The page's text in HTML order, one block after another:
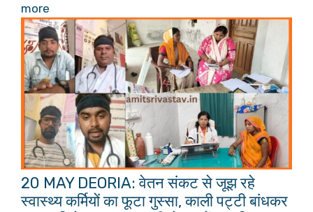
more
20 MAY DEORIA: वेतन संकट से जूझ रहे
स्वास्थ्य कर्मियों का फूटा गुस्सा, काली पट्टी बांधकर